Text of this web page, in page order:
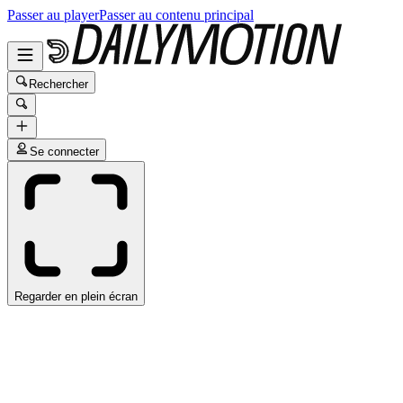
Passer au playerPasser au contenu principal
Rechercher
Se connecter
Regarder en plein écran